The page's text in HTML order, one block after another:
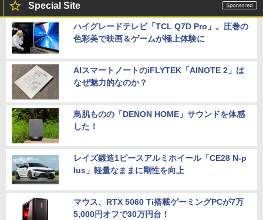
Special Site
ハイグレードテレビ「TCL Q7D Pro」。圧巻の
色彩美で映画＆ゲームが極上体験に
AIスマートノートのiFLYTEK「AINOTE 2」は
なぜ魅力的なのか？
鳥肌ものの「DENON HOME」サウンドを体感
した！
レイズ鍛造1ピースアルミホイール「CE28 N-p
lus」軽量なままに剛性を向上
マウス、RTX 5060 Ti搭載ゲーミングPCが7万
5,000円オフで30万円台！